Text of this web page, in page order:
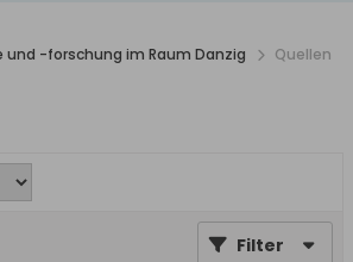
-forschung im Raum Danzig
Quellen
Filter